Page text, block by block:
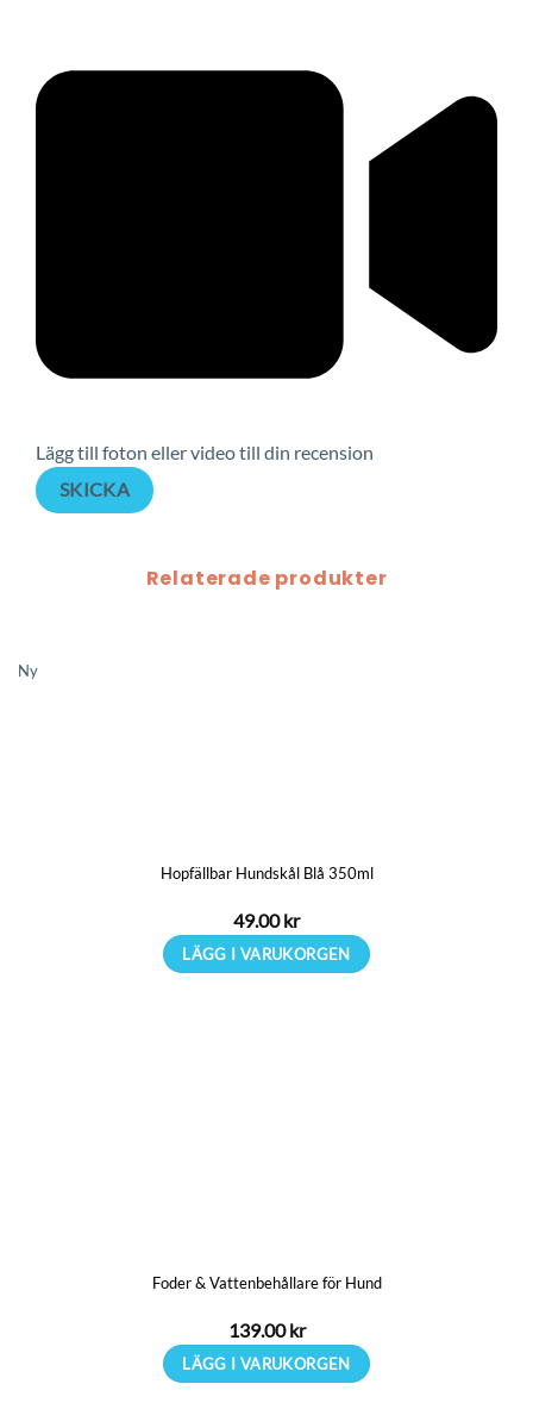
Lägg till foton eller video till din recension
SKICKA
Relaterade produkter
Ny
Hopfällbar Hundskål Blå 350ml
49.00kr
LÄGG I VARUKORGEN
Foder & Vattenbehållare för Hund
139.00kr
LÄGG I VARUKORGEN